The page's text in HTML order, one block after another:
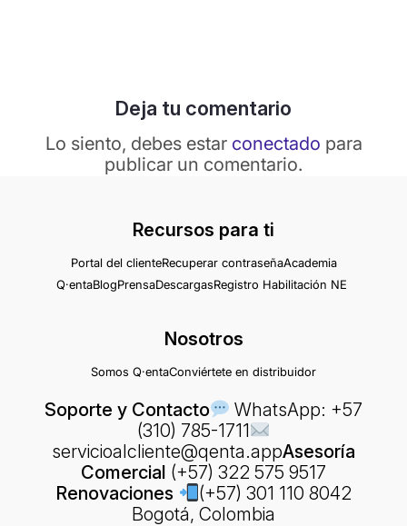
Deja tu comentario
Lo siento, debes estar conectado para
publicar un comentario.
Recursos para ti
Portal del clienteRecuperar contraseñaAcademia
Q·entaBlogPrensaDescargasRegistro Habilitación NE
Nosotros
Somos Q·entaConviértete en distribuidor
Soporte y Contacto
WhatsApp: +57
(310) 785-1711
servicioalcliente@qenta.appAsesoría
Comercial (+57) 322 575 9517
Renovaciones
(+57) 301 110 8042
Bogotá, Colombia